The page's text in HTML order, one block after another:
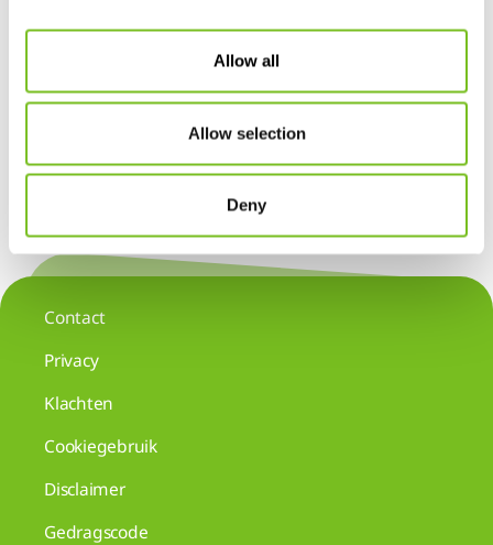
Allow all
Allow selection
Deny
Share
Contact
Privacy
Klachten
Cookiegebruik
Disclaimer
Gedragscode